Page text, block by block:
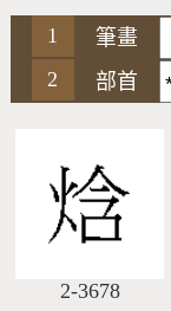
符號索引
筆畫
部首
2-3678